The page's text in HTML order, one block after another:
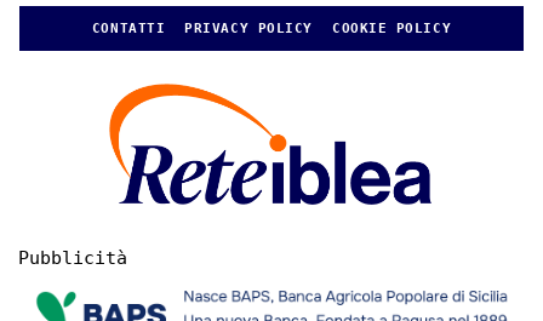
CONTATTI PRIVACY POLICY COOKIE POLICY
Pubblicità